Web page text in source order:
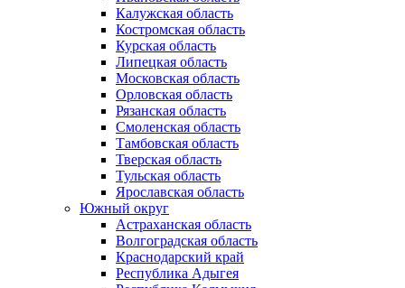
Калужская область
Костромская область
Курская область
Липецкая область
Московская область
Орловская область
Рязанская область
Смоленская область
Тамбовская область
Тверская область
Тульская область
Ярославская область
Южный округ
Астраханская область
Волгоградская область
Краснодарский край
Республика Адыгея